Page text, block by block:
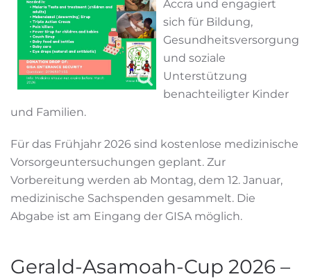
Accra und engagiert
sich für Bildung,
Gesundheitsversorgung
und soziale
Unterstützung
benachteiligter Kinder
und Familien.
Für das Frühjahr 2026 sind kostenlose medizinische
Vorsorgeuntersuchungen geplant. Zur
Vorbereitung werden ab Montag, dem 12. Januar,
medizinische Sachspenden gesammelt. Die
Abgabe ist am Eingang der GISA möglich.
Gerald-Asamoah-Cup 2026 –